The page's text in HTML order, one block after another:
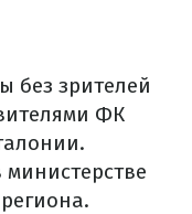
без зрителей
ФК